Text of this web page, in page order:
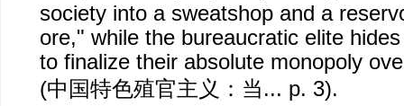
society into a sweatshop and a
ore," while the bureaucratic elite
to finalize their absolute monopoly
(中国特色殖官主义：当... p. 3).